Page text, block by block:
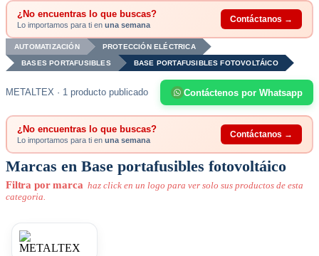
¿No encuentras lo que buscas?
Lo importamos para ti en una semana
Contáctanos →
AUTOMATIZACIÓN PROTECCIÓN ELÉCTRICA
BASES PORTAFUSIBLES BASE PORTAFUSIBLES FOTOVOLTÁICO
METALTEX · 1 producto publicado Contáctenos por Whatsapp
¿No encuentras lo que buscas?
Lo importamos para ti en una semana
Contáctanos →
Marcas en Base portafusibles fotovoltáico
Filtra por marca haz click en un logo para ver solo sus productos de esta
categoria.